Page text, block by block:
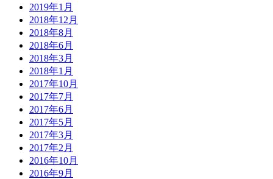
2019年1月
2018年12月
2018年8月
2018年6月
2018年3月
2018年1月
2017年10月
2017年7月
2017年6月
2017年5月
2017年3月
2017年2月
2016年10月
2016年9月